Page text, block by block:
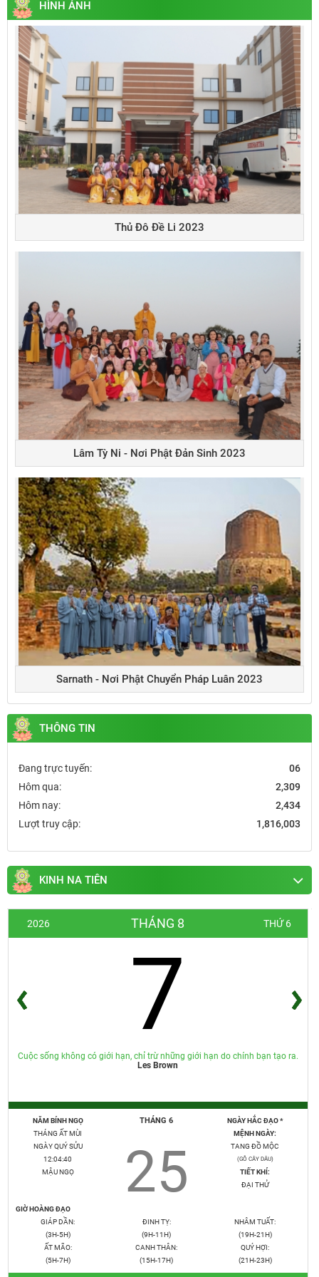
HÌNH ẢNH
Thủ Đô Đề Li 2023
Lâm Tỳ Ni - Nơi Phật Đản Sinh 2023
Sarnath - Nơi Phật Chuyển Pháp Luân 2023
THÔNG TIN
Đang trực tuyến:
06
Hôm qua:
2,309
Hôm nay:
2,434
Lượt truy cập:
1,816,003
KINH NA TIÊN
2026 THÁNG 8 THỨ 6
7
Cuộc sống không có giới hạn, chỉ trừ những giới hạn do chính bạn tạo ra.
Les Brown
NĂM BÍNH NGỌ
THÁNG ẤT MÙI
NGÀY QUÝ SỬU
12:04:41
MẬU NGỌ
THÁNG 6
25
NGÀY HẮC ĐẠO *
MỆNH NGÀY:
TANG ĐỒ MỘC
(GỖ CÂY DÂU)
TIẾT KHÍ:
ĐẠI THỬ
GIỜ HOÀNG ĐẠO
GIÁP DẦN:
(3H-5H)
ẤT MÃO:
(5H-7H)
ĐINH TỴ:
(9H-11H)
CANH THÂN:
(15H-17H)
NHÂM TUẤT:
(19H-21H)
QUÝ HỢI:
(21H-23H)